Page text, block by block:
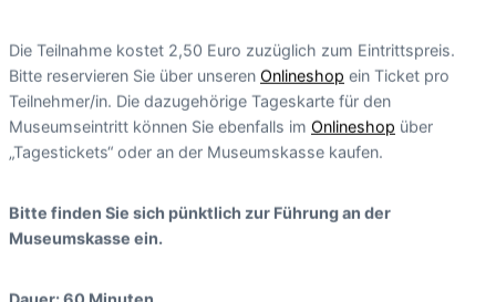
Die Teilnahme kostet 2,50 Euro zuzüglich zum Eintrittspreis.
Bitte reservieren Sie über unseren Onlineshop ein Ticket pro
Teilnehmer/in. Die dazugehörige Tageskarte für den
Museumseintritt können Sie ebenfalls im Onlineshop über
„Tagestickets“ oder an der Museumskasse kaufen.
Bitte finden Sie sich pünktlich zur Führung an der
Museumskasse ein.